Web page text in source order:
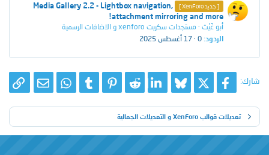
[ جديد XenForo ]
Media Gallery 2.2 - Lightbox navigation,
attachment mirroring and more!
أبو غَيْث
مستجدات سكربت xenforo و الاضافات الرسمية
الردود 0 17 أغسطس 2025
شارك: فيسبوك
X
Bluesky
LinkedIn
Reddit
Pinterest
Tumblr
WhatsApp
البريد
تعديلات قوالب XenForo و التعديلات الجمالية